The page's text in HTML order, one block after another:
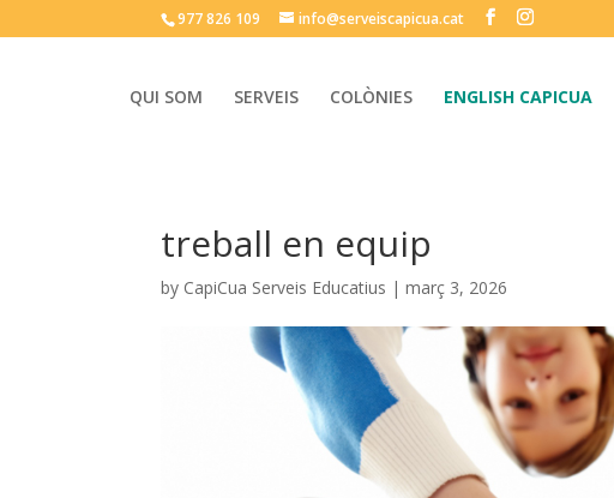
977 826 109 info@serveiscapicua.cat
QUI SOM SERVEIS COLÒNIES ENGLISH CAPICUA
treball en equip
by CapiCua Serveis Educatius |març 3, 2026